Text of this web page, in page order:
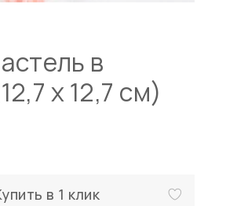
в
x 12,7 см)
в 1 клик